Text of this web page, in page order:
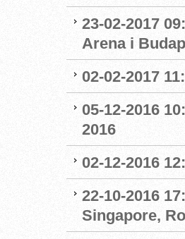
23-02-2017
Arena i
02-02-2017
05-12-2016
2016
02-12-2016
22-10-2016
Singapore,